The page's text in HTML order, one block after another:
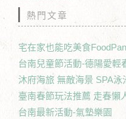
熱門文章
宅在家也能吃美食
台南兒童節活動-德陽愛輕
沐府海旅 無敵海景 SPA泳
臺南春節玩法推薦 走春懶
台南最新活動-氣墊樂園